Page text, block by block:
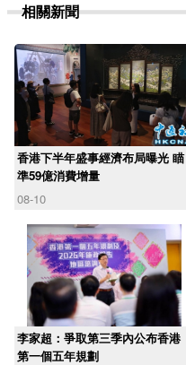
相關新聞
香港下半年盛事經濟布局曝光 瞄
準59億消費增量
08-10
李家超：爭取第三季內公布香港
第一個五年規劃